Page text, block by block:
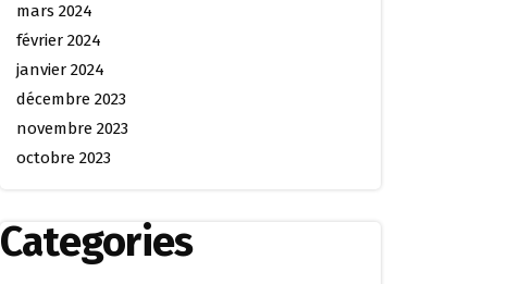
mars 2024
février 2024
janvier 2024
décembre 2023
novembre 2023
octobre 2023
Categories